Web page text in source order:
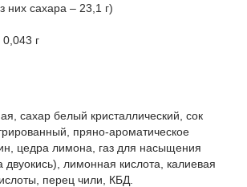
них сахара – 23,1 г)
0,043 г
сахар белый кристаллический, сок
пряно-ароматическое
цедра лимона, газ для насыщения
двуокись), лимонная кислота, калиевая
перец чили, КБД.